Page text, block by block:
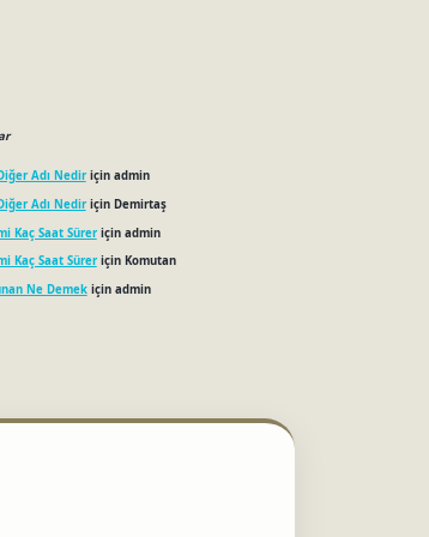
Adı Nediriçin admin
Adı Nediriçin Demirtaş
Kaç Saat Süreriçin admin
Kaç Saat Süreriçin Komutan
Ne Demekiçin admin